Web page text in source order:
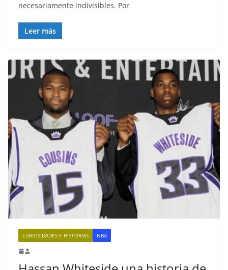
necesariamente indivisibles. Por
Leer más
CURIOSIDADES E HISTORIAS NBA